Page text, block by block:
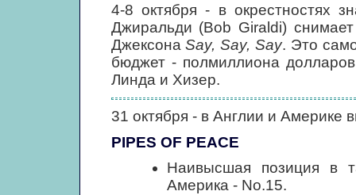
4-8 октября - в окрестностях
Джиральди (Bob Giraldi)
ДжексонаSay, Say, Say. Это
бюджет - полмиллиона
Линда и Хизер.
31 октября - в Англии и Америке
PIPES OF PEACE
Наивысшая позиция в
Америка - No.15.